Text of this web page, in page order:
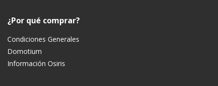
¿Por qué comprar?
Condiciones Generales
Domotium
Información Osiris